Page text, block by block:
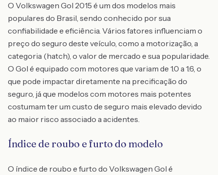
O Volkswagen Gol 2015 é um dos modelos mais
populares do Brasil, sendo conhecido por sua
confiabilidade e eficiência. Vários fatores influenciam o
preço do seguro deste veículo, como a motorização, a
categoria (hatch), o valor de mercado e sua popularidade.
O Gol é equipado com motores que variam de 1.0 a 1.6, o
que pode impactar diretamente na precificação do
seguro, já que modelos com motores mais potentes
costumam ter um custo de seguro mais elevado devido
ao maior risco associado a acidentes.
Índice de roubo e furto do modelo
O índice de roubo e furto do Volkswagen Gol é